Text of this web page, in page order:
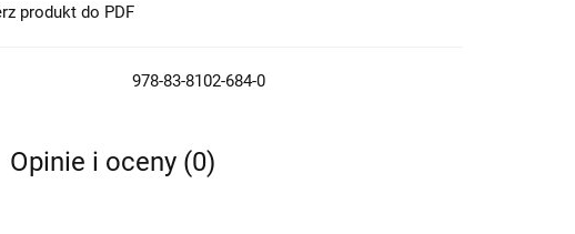
produkt do PDF
978-83-8102-684-0
Opinie i oceny (0)